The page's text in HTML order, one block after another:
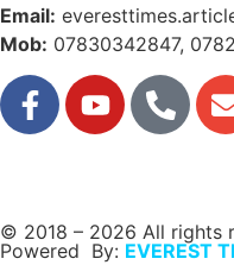
Email:
Mob: 07830342847,
© 2018 – 2026 All rights
Powered By: EVEREST